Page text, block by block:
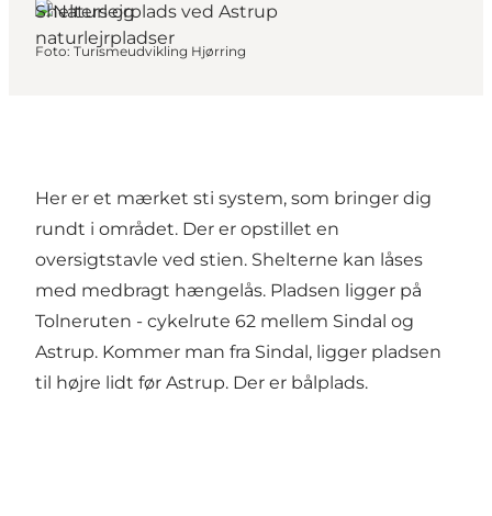
Shelters og
naturlejrpladser
Foto: Turismeudvikling Hjørring
Her er et mærket sti system, som bringer dig
rundt i området. Der er opstillet en
oversigtstavle ved stien. Shelterne kan låses
med medbragt hængelås. Pladsen ligger på
Tolneruten - cykelrute 62 mellem Sindal og
Astrup. Kommer man fra Sindal, ligger pladsen
til højre lidt før Astrup. Der er bålplads.